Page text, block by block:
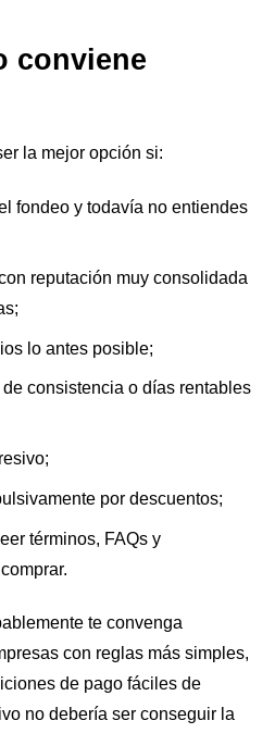
conviene
la mejor opción si:
fondeo y todavía no entiendes
reputación muy consolidada
lo antes posible;
consistencia o días rentables
por descuentos;
términos, FAQs y
te convenga
con reglas más simples,
de pago fáciles de
no debería ser conseguir la